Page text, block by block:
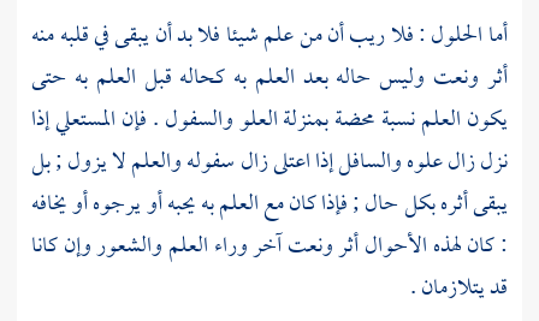
أما الحلول : فلا ريب أن من علم شيئا فلا بد أن يبقى في قلبه منه
أثر ونعت وليس حاله بعد العلم به كحاله قبل العلم به حتى
يكون العلم نسبة محضة بمنزلة العلو والسفول . فإن المستعلي إذا
نزل زال علوه والسافل إذا اعتلى زال سفوله والعلم لا يزول ; بل
يبقى أثره بكل حال ; فإذا كان مع العلم به يحبه أو يرجوه أو يخافه
: كان لهذه الأحوال أثر ونعت آخر وراء العلم والشعور وإن كانا
قد يتلازمان .